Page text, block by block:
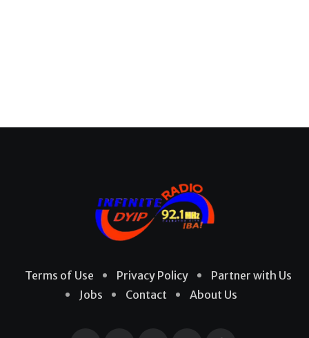
Terms of Use Privacy Policy
Partner with Us
Jobs
Contact About Us